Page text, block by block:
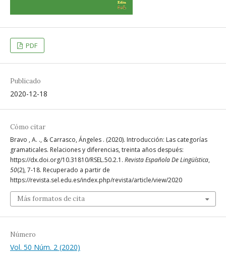
PDF
Publicado
2020-12-18
Cómo citar
Bravo , A. ., & Carrasco, Ángeles . (2020). Introducción: Las categorías
gramaticales. Relaciones y diferencias, treinta años después:
https://dx.doi.org/10.31810/RSEL.50.2.1. Revista Española De Lingüística,
50(2), 7-18. Recuperado a partir de
https://revista.sel.edu.es/index.php/revista/article/view/2020
Más formatos de cita
Número
Vol. 50 Núm. 2 (2020)